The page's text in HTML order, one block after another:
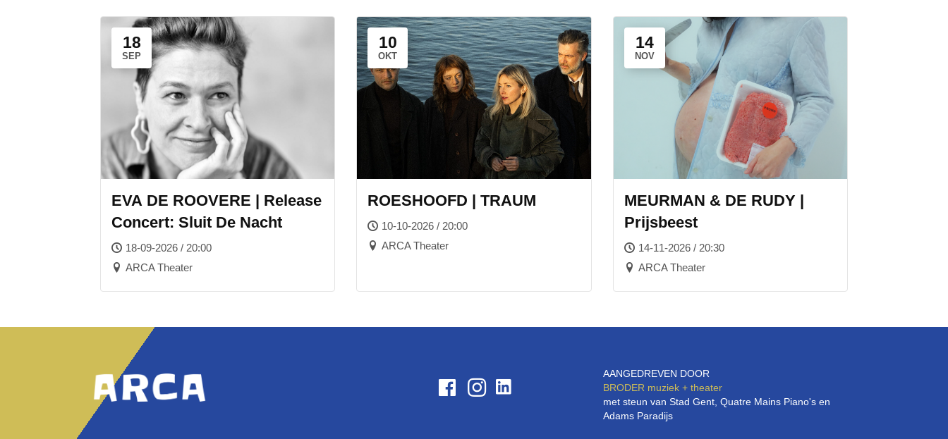
18
SEP
EVA DE ROOVERE | Release
Concert: Sluit De Nacht
18-09-2026 / 20:00
ARCA Theater
10
OKT
ROESHOOFD | TRAUM
10-10-2026 / 20:00
ARCA Theater
14
NOV
MEURMAN & DE RUDY |
Prijsbeest
14-11-2026 / 20:30
ARCA Theater
AANGEDREVEN DOOR
BRODER muziek + theater
met steun van Stad Gent, Quatre Mains Piano's en
Adams Paradijs